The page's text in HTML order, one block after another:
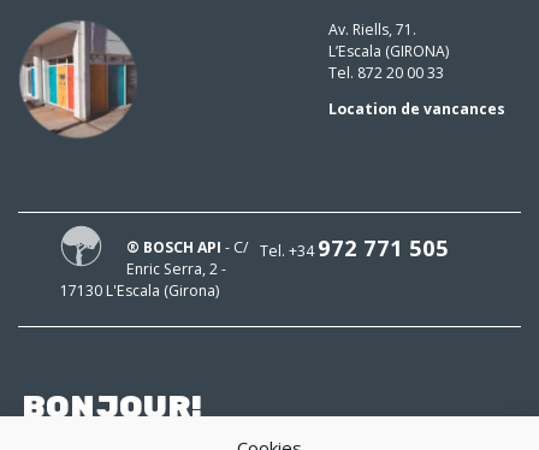
Av. Riells, 71.
L’Escala (GIRONA)
Tel. 872 20 00 33
Location de vancances
Tel. +34972 771 505
® BOSCH API - C/
Enric Serra, 2 -
17130 L'Escala (Girona)
BONJOUR!